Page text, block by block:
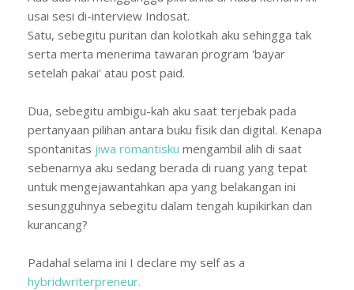
usai sesi di-interview Indosat.
Satu, sebegitu puritan dan kolotkah aku sehingga tak
serta merta menerima tawaran program 'bayar
setelah pakai' atau post paid.
Dua, sebegitu ambigu-kah aku saat terjebak pada
pertanyaan pilihan antara buku fisik dan digital. Kenapa
spontanitas jiwa romantisku mengambil alih di saat
sebenarnya aku sedang berada di ruang yang tepat
untuk mengejawantahkan apa yang belakangan ini
sesungguhnya sebegitu dalam tengah kupikirkan dan
kurancang?
Padahal selama ini I declare my self as a
hybridwriterpreneur.